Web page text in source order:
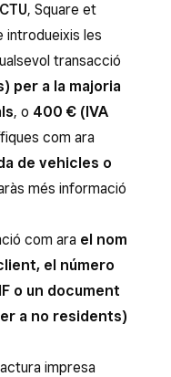
, Square et
introdueixis les
transacció
per a la majoria
, o 400 € (IVA
com ara
de vehicles o
més informació
com ara el nom
el número
o un document
a no residents)
impresa